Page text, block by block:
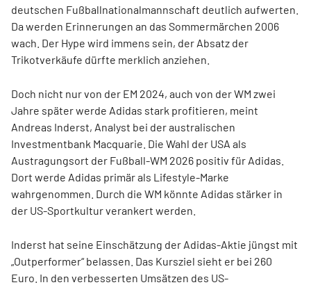
deutschen Fußballnationalmannschaft deutlich aufwerten.
Da werden Erinnerungen an das Sommermärchen 2006
wach. Der Hype wird immens sein, der Absatz der
Trikotverkäufe dürfte merklich anziehen.
Doch nicht nur von der EM 2024, auch von der WM zwei
Jahre später werde Adidas stark profitieren, meint
Andreas Inderst, Analyst bei der australischen
Investmentbank Macquarie. Die Wahl der USA als
Austragungsort der Fußball-WM 2026 positiv für Adidas.
Dort werde Adidas primär als Lifestyle-Marke
wahrgenommen. Durch die WM könnte Adidas stärker in
der US-Sportkultur verankert werden.
Inderst hat seine Einschätzung der Adidas-Aktie jüngst mit
„Outperformer“ belassen. Das Kursziel sieht er bei 260
Euro. In den verbesserten Umsätzen des US-